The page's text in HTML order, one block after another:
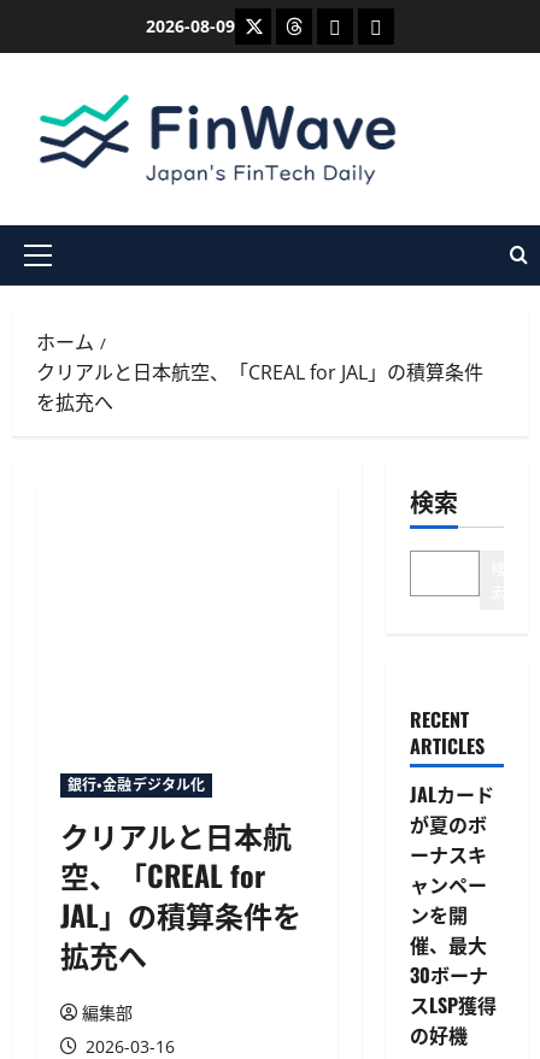
2026-08-09 X ThreadsBlueskyMastodon
メ
メ
ニ
ュ
ホーム
クリアルと日本航空、「CREAL for JAL」の積算条件
を拡充へ
銀行・金融デジタル化
クリアルと日本航
空、「CREAL for
JAL」の積算条件を
拡充へ
編集部
2026-03-16
検索
RECENT
ARTICLES
JALカード
が夏のボ
ーナスキ
ャンペー
ンを開
催、最大
30ボーナ
スLSP獲得
の好機